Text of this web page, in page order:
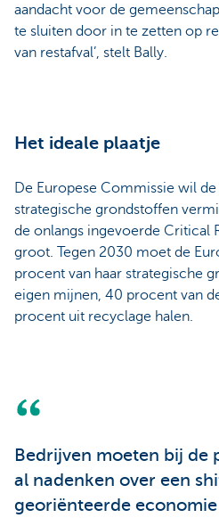
aandacht voor de
te sluiten door in te zetten op
van restafval’, stelt Bally.
Het ideale plaatje
De Europese Commissie wil
strategische grondstoffen
de onlangs ingevoerde Critical
groot. Tegen 2030 moet de
procent van haar strategische
eigen mijnen, 40 procent van
procent uit recyclage halen.
Bedrijven moeten bij
al nadenken over een
georiënteerde